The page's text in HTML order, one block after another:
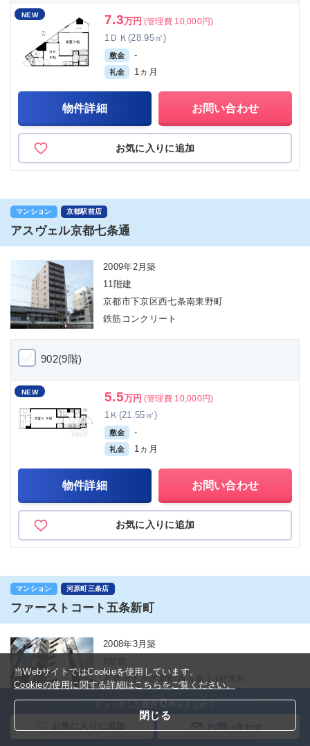
チェックした物件 0件をまとめて
NEW 7.3万円 (管理費 10,000円)
1ＤＫ(28.95㎡)
敷金 -
礼金 1ヵ月
物件詳細 お問い合わせ
お気に入りに追加
マンション 京都駅前店
アスヴェル京都七条通
2009年2月築
11階建
京都市下京区西七条南東野町
鉄筋コンクリート
902(9階)
NEW 5.5万円 (管理費 10,000円)
1Ｋ(21.55㎡)
敷金 -
礼金 1ヵ月
物件詳細 お問い合わせ
お気に入りに追加
マンション 河原町三条店
ファーストコート五条新町
2008年3月築
京都市下京区新町通五条上ﾙ材木町
当WebサイトではCookieを使用しています。
Cookieの使用に関する詳細はこちらをご覧ください。
閉じる